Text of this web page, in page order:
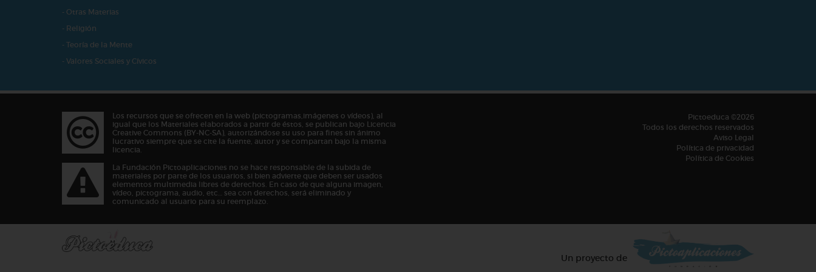
- Otras Materias
- Religión
- Teoría de la Mente
- Valores Sociales y Cívicos
Los recursos que se ofrecen en la web (pictogramas,imágenes o vídeos), al
igual que los Materiales elaborados a partir de éstos, se publican bajo Licencia
Creative Commons (BY-NC-SA), autorizándose su uso para fines sin ánimo
lucrativo siempre que se cite la fuente, autor y se compartan bajo la misma
licencia.
La Fundación Pictoaplicaciones no se hace responsable de la subida de
materiales por parte de los usuarios, si bien advierte que deben ser usados
elementos multimedia libres de derechos. En caso de que alguna imagen,
vídeo, pictograma, audio, etc… sea con derechos, será eliminado y
comunicado al usuario para su reemplazo.
Pictoeduca ©2026
Todos los derechos reservados
Aviso Legal
Política de privacidad
Política de Cookies
Un proyecto de